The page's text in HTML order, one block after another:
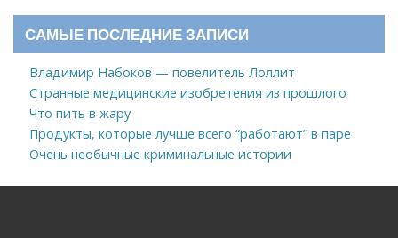
САМЫЕ ПОСЛЕДНИЕ ЗАПИСИ
Владимир Набоков — повелитель Лоллит
Странные медицинские изобретения из прошлого
Что пить в жару
Продукты, которые лучше всего “работают” в паре
Очень необычные криминальные истории